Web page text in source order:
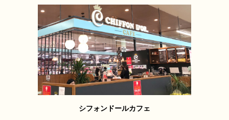
シフォンドールカフェ